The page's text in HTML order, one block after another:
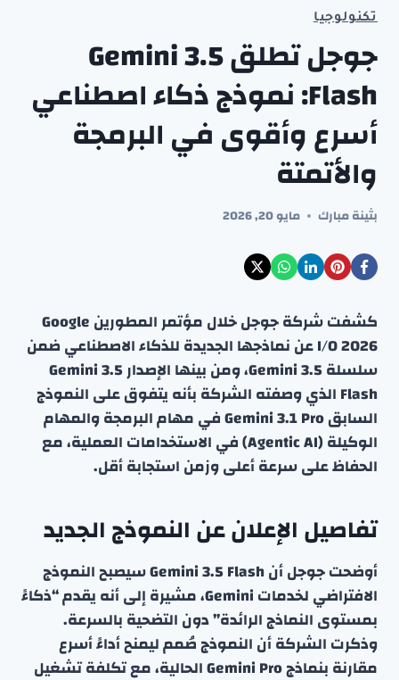
تكنولوجيا
جوجل تطلق Gemini 3.5
Flash: نموذج ذكاء اصطناعي
أسرع وأقوى في البرمجة
والأتمتة
بثينة مبارك مايو 20, 2026
كشفت شركة جوجل خلال مؤتمر المطورين Google
I/O 2026 عن نماذجها الجديدة للذكاء الاصطناعي ضمن
سلسلة Gemini 3.5، ومن بينها الإصدار Gemini 3.5
Flash الذي وصفته الشركة بأنه يتفوق على النموذج
السابق Gemini 3.1 Pro في مهام البرمجة والمهام
الوكيلة (Agentic AI) في الاستخدامات العملية، مع
الحفاظ على سرعة أعلى وزمن استجابة أقل.
تفاصيل الإعلان عن النموذج الجديد
أوضحت جوجل أن Gemini 3.5 Flash سيصبح النموذج
الافتراضي لخدمات Gemini، مشيرة إلى أنه يقدم “ذكاءً
بمستوى النماذج الرائدة” دون التضحية بالسرعة.
وذكرت الشركة أن النموذج صُمم ليمنح أداءً أسرع
مقارنة بنماذج Gemini Pro الحالية، مع تكلفة تشغيل